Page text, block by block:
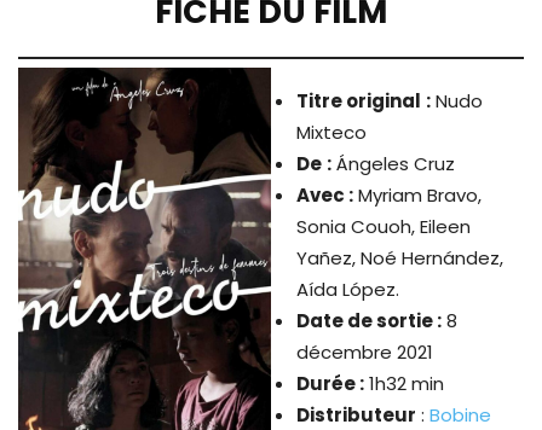
FICHE DU FILM
Titre original :Nudo
Mixteco
De :Ángeles Cruz
Avec :Myriam Bravo,
Sonia Couoh, Eileen
Yañez, Noé Hernández,
Aída López.
Date de sortie :8
décembre 2021
Durée :1h32 min
Distributeur : Bobine